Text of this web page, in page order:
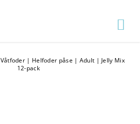
Våtfoder | Helfoder påse| Adult | Jelly Mix
12-pack